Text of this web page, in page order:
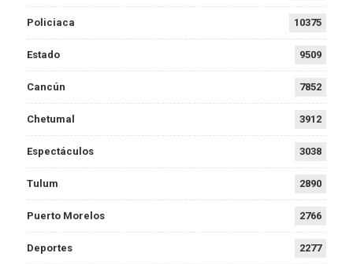
Policiaca 10375
Estado 9509
Cancún 7852
Chetumal 3912
Espectáculos 3038
Tulum 2890
Puerto Morelos 2766
Deportes 2277